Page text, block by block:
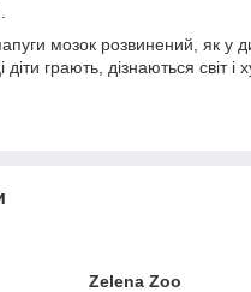
мозок розвинений, як у
діти грають, дізнаються світ і
Zelena Zoo